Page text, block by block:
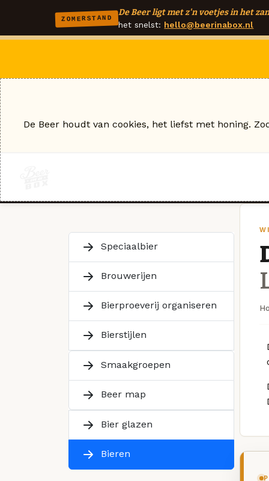
ZOMERSTAND
De Beer ligt met z'n voetjes in het
het snelst: hello@beerinabox.nl
Speciaalbier
Brouwerijen
Bierproeverij organiseren
Bierstijlen
Smaakgroepen
Beer map
Bier glazen
Bieren
De Beer houdt van cookies, het liefst met honing.